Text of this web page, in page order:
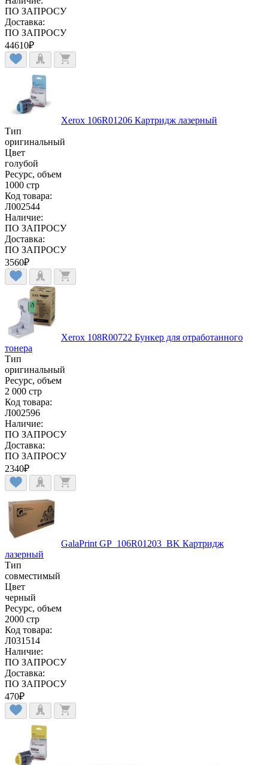
ПО ЗАПРОСУ
Доставка:
ПО ЗАПРОСУ
44610₽
Xerox 106R01206 Картридж лазерный
Тип
оригинальный
Цвет
голубой
Ресурс, объем
1000 стр
Код товара:
Л002544
Наличие:
ПО ЗАПРОСУ
Доставка:
ПО ЗАПРОСУ
3560₽
Xerox 108R00722 Бункер для отработанного
тонера
Тип
оригинальный
Ресурс, объем
2 000 стр
Код товара:
Л002596
Наличие:
ПО ЗАПРОСУ
Доставка:
ПО ЗАПРОСУ
2340₽
GalaPrint GP_106R01203_BK Картридж
лазерный
Тип
совместимый
Цвет
черный
Ресурс, объем
2000 стр
Код товара:
Л031514
Наличие:
ПО ЗАПРОСУ
Доставка:
ПО ЗАПРОСУ
470₽